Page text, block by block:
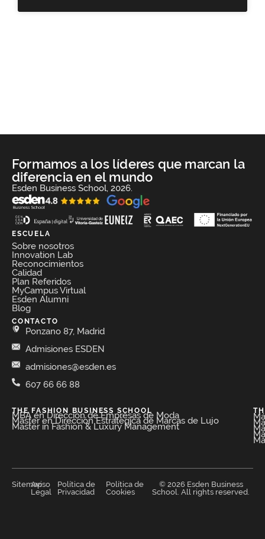
Formamos a los líderes que marcan la
diferencia en el mundo
Esden Business School, 2026.
ESCUELA
Sobre nosotros
Innovation Lab
Reconocimientos
Calidad
Plan Referidos
MyCampus Virtual
Esden Alumni
Blog
CONTACTO
Ponzano 87, Madrid
Admisiones ESDEN
admisiones@esden.es
607 66 66 88
THE FASHION BUSINESS SCHOOL​
MBA en Dirección de Empresas de Moda​
Máster en Dirección Estratégica de Marcas de Lujo
Master in Fashion & Luxury Management
© 2026 Esden Business
School. All rights reserved.
Sitemap
Aviso
Legal
Política de
Privacidad
Política de
Cookies